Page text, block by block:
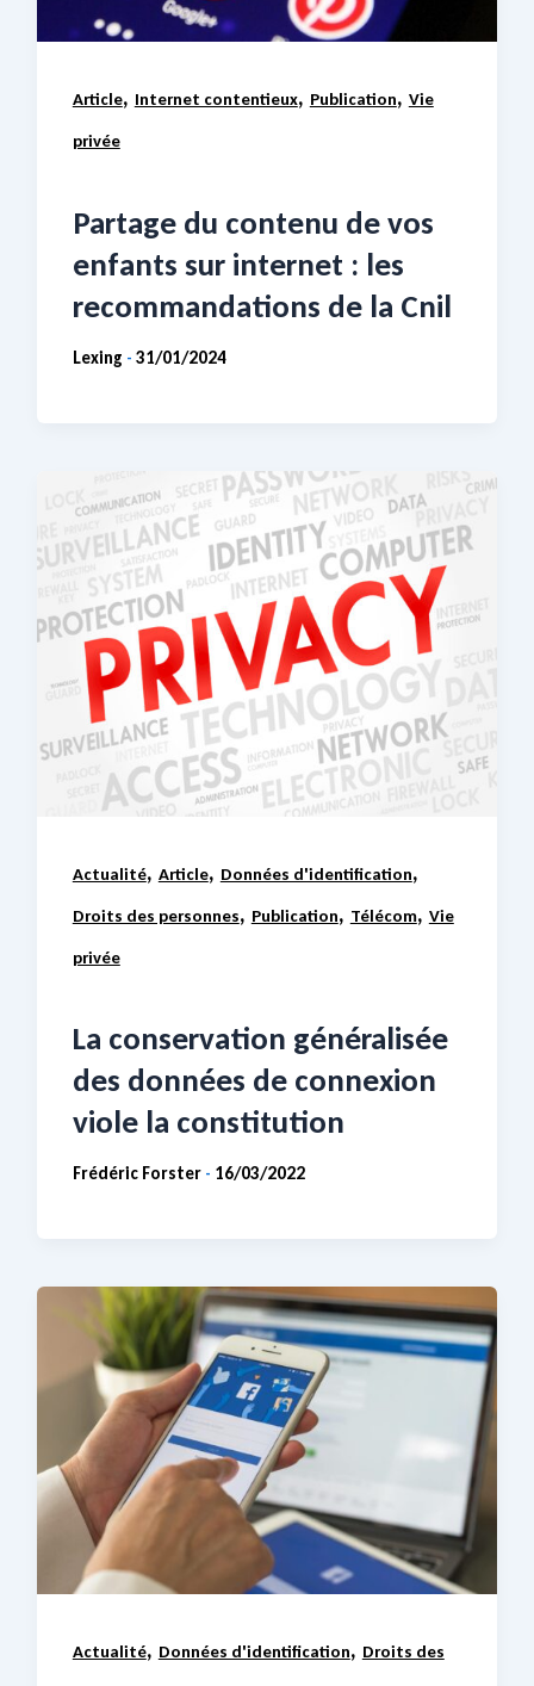
Article, Internet contentieux, Publication, Vie
privée
Partage du contenu de vos
enfants sur internet : les
recommandations de la Cnil
Lexing - 31/01/2024
Actualité, Article, Données d'identification,
Droits des personnes, Publication, Télécom, Vie
privée
La conservation généralisée
des données de connexion
viole la constitution
Frédéric Forster - 16/03/2022
Actualité, Données d'identification, Droits des